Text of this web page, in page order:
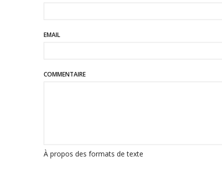
EMAIL
COMMENTAIRE
À propos des formats de texte